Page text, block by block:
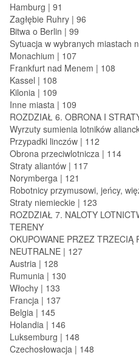
Hamburg | 91
Zagłębie Ruhry | 96
Bitwa o Berlin | 99
Sytuacja w wybranych miastach
Monachium | 107
Frankfurt nad Menem | 108
Kassel | 108
Kilonia | 109
Inne miasta | 109
ROZDZIAŁ 6. OBRONA I
Wyrzuty sumienia lotników
Przypadki linczów | 112
Obrona przeciwlotnicza | 114
Straty aliantów | 117
Norymberga | 121
Robotnicy przymusowi, jeńcy,
Straty niemieckie | 123
ROZDZIAŁ 7. NALOTY
TERENY
OKUPOWANE PRZEZ TRZECIĄ
NEUTRALNE | 127
Austria | 128
Rumunia | 130
Włochy | 133
Francja | 137
Belgia | 145
Holandia | 146
Luksemburg | 148
Czechosłowacja | 148